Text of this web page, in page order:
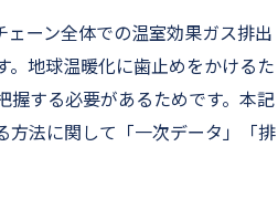
ーン全体での温室効果ガス排出
地球温暖化に歯止めをかけるた
握する必要があるためです。本記
方法に関して「一次データ」「排